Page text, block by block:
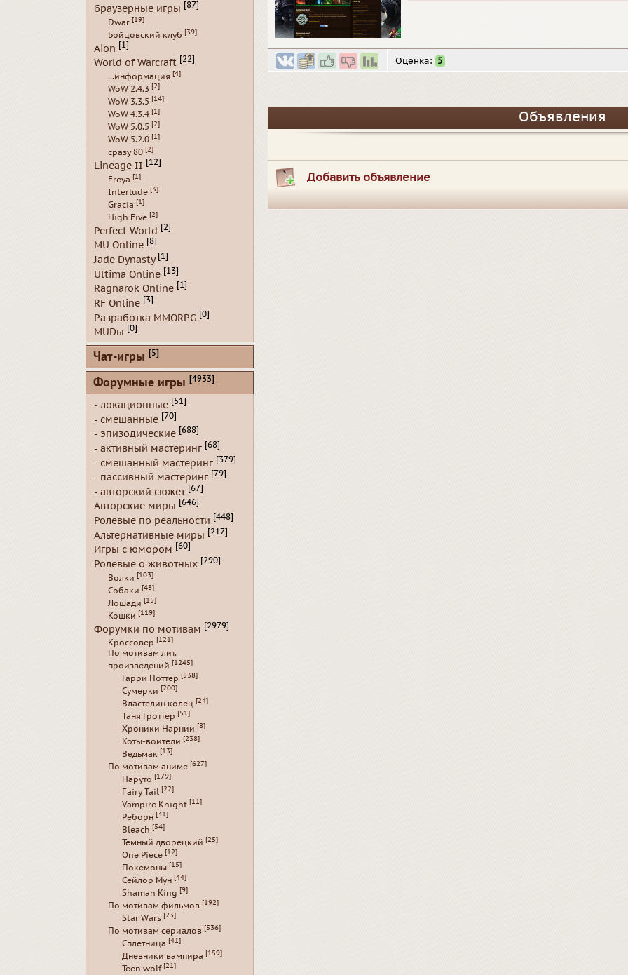
Оценка: 5
Объявления
Добавить объявление
браузерные игры [87]
Dwar [19]
Бойцовский клуб [39]
Aion [1]
World of Warcraft [22]
...информация [4]
WoW 2.4.3 [2]
WoW 3.3.5 [14]
WoW 4.3.4 [1]
WoW 5.0.5 [2]
WoW 5.2.0 [1]
сразу 80 [2]
Lineage II [12]
Freya [1]
Interlude [3]
Gracia [1]
High Five [2]
Perfect World [2]
MU Online [8]
Jade Dynasty [1]
Ultima Online [13]
Ragnarok Online [1]
RF Online [3]
Разработка MMORPG [0]
MUDы [0]
Чат-игры [5]
Форумные игры [4933]
- локационные [51]
- смешанные [70]
- эпизодические [688]
- активный мастеринг [68]
- смешанный мастеринг [379]
- пассивный мастеринг [79]
- авторский сюжет [67]
Авторские миры [646]
Ролевые по реальности [448]
Альтернативные миры [217]
Игры с юмором [60]
Ролевые о животных [290]
Волки [103]
Собаки [43]
Лошади [15]
Кошки [119]
Форумки по мотивам [2979]
Кроссовер [121]
По мотивам лит.
произведений [1245]
Гарри Поттер [538]
Сумерки [200]
Властелин колец [24]
Таня Гроттер [51]
Хроники Нарнии [8]
Коты-воители [238]
Ведьмак [13]
По мотивам аниме [627]
Наруто [179]
Fairy Tail [22]
Vampire Knight [11]
Реборн [31]
Bleach [54]
Темный дворецкий [25]
One Piece [12]
Покемоны [15]
Сейлор Мун [44]
Shaman King [9]
По мотивам фильмов [192]
Star Wars [23]
По мотивам сериалов [536]
Сплетница [41]
Дневники вампира [159]
Teen wolf [21]